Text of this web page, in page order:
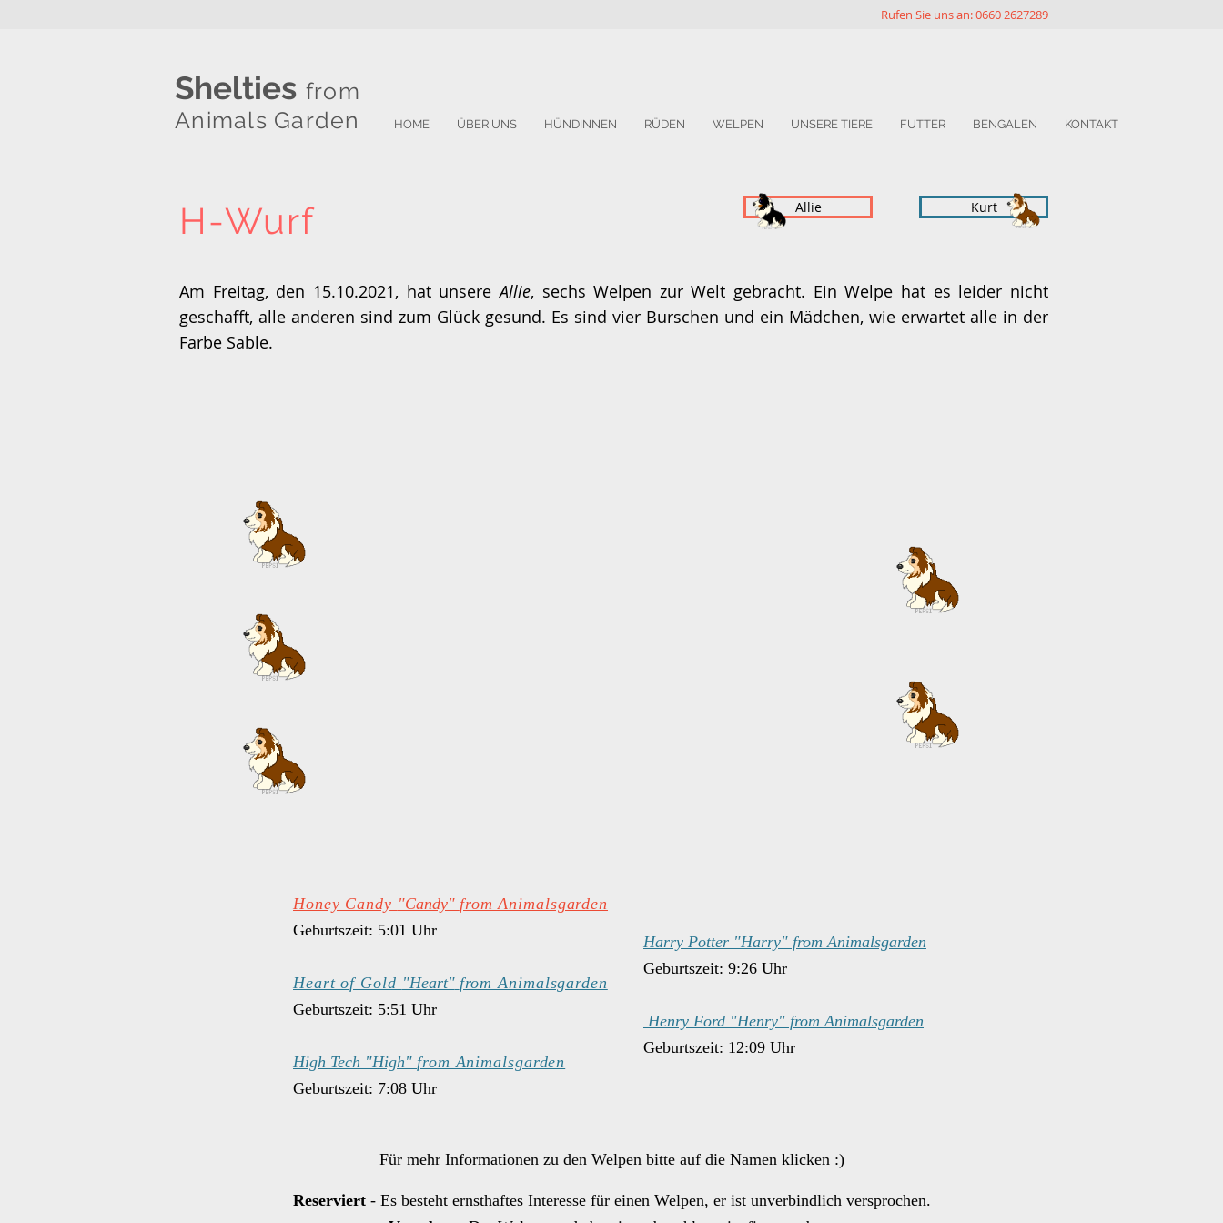
Rufen Sie uns an: 0660 2627289
Shelties from
Animals Garden
HOME ÜBER UNS HÜNDINNEN RÜDEN WELPEN UNSERE TIERE FUTTER BENGALEN KONTAKT
H-Wurf Allie Kurt
Am Freitag, den 15.10.2021, hat unsereAllie, sechs Welpen zur Welt gebracht. Ein Welpe hat es leider nicht
geschafft, alle anderen sind zum Glück gesund. Es sind vier Burschen und ein Mädchen, wie erwartet alle in der
Farbe Sable.
Honey Candy "Candy" from Animalsgarden
Geburtszeit: 5:01 Uhr
Heart of Gold "Heart" from Animalsgarden
Geburtszeit: 5:51 Uhr
High Tech "High" from Animalsgarden
Geburtszeit: 7:08 Uhr
Harry Potter "Harry" from Animalsgarden
Geburtszeit: 9:26 Uhr
Henry Ford "Henry" from Animalsgarden
Geburtszeit: 12:09 Uhr
Für mehr Informationen zu den Welpen bitte auf die Namen klicken :)
Reserviert - Es besteht ernsthaftes Interesse für einen Welpen, er ist unverbindlich versprochen.